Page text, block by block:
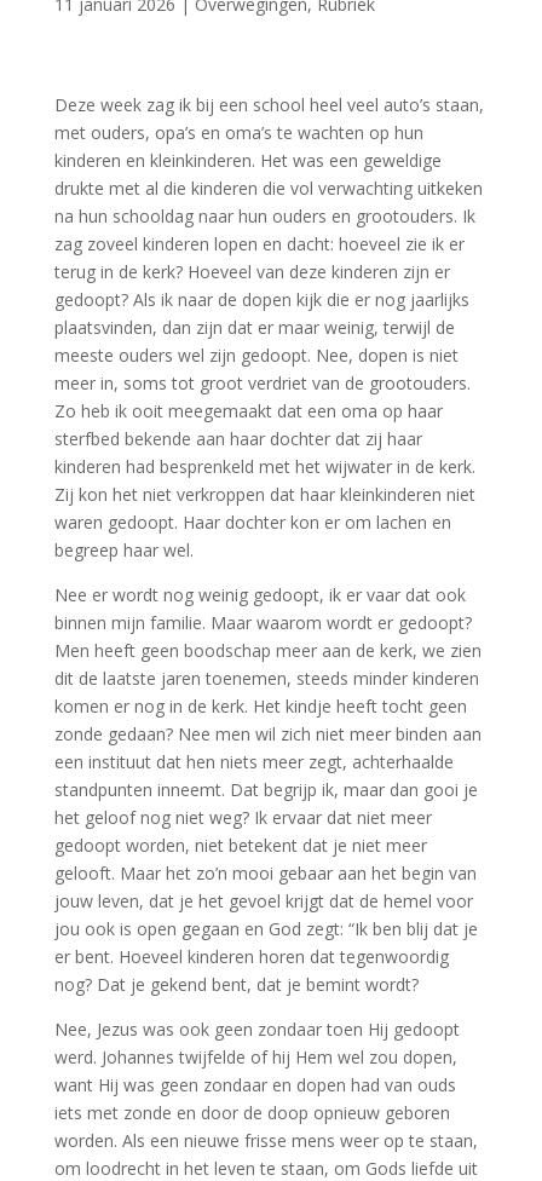
Deze week zag ik bij een school heel veel auto’s staan,
met ouders, opa’s en oma’s te wachten op hun
kinderen en kleinkinderen. Het was een geweldige
drukte met al die kinderen die vol verwachting uitkeken
na hun schooldag naar hun ouders en grootouders. Ik
zag zoveel kinderen lopen en dacht: hoeveel zie ik er
terug in de kerk? Hoeveel van deze kinderen zijn er
gedoopt? Als ik naar de dopen kijk die er nog jaarlijks
plaatsvinden, dan zijn dat er maar weinig, terwijl de
meeste ouders wel zijn gedoopt. Nee, dopen is niet
meer in, soms tot groot verdriet van de grootouders.
Zo heb ik ooit meegemaakt dat een oma op haar
sterfbed bekende aan haar dochter dat zij haar
kinderen had besprenkeld met het wijwater in de kerk.
Zij kon het niet verkroppen dat haar kleinkinderen niet
waren gedoopt. Haar dochter kon er om lachen en
begreep haar wel.
Nee er wordt nog weinig gedoopt, ik er vaar dat ook
binnen mijn familie. Maar waarom wordt er gedoopt?
Men heeft geen boodschap meer aan de kerk, we zien
dit de laatste jaren toenemen, steeds minder kinderen
komen er nog in de kerk. Het kindje heeft tocht geen
zonde gedaan? Nee men wil zich niet meer binden aan
een instituut dat hen niets meer zegt, achterhaalde
standpunten inneemt. Dat begrijp ik, maar dan gooi je
het geloof nog niet weg? Ik ervaar dat niet meer
gedoopt worden, niet betekent dat je niet meer
gelooft. Maar het zo’n mooi gebaar aan het begin van
jouw leven, dat je het gevoel krijgt dat de hemel voor
jou ook is open gegaan en God zegt: “Ik ben blij dat je
er bent. Hoeveel kinderen horen dat tegenwoordig
nog? Dat je gekend bent, dat je bemint wordt?
Nee, Jezus was ook geen zondaar toen Hij gedoopt
werd. Johannes twijfelde of hij Hem wel zou dopen,
want Hij was geen zondaar en dopen had van ouds
iets met zonde en door de doop opnieuw geboren
worden. Als een nieuwe frisse mens weer op te staan,
om loodrecht in het leven te staan, om Gods liefde uit